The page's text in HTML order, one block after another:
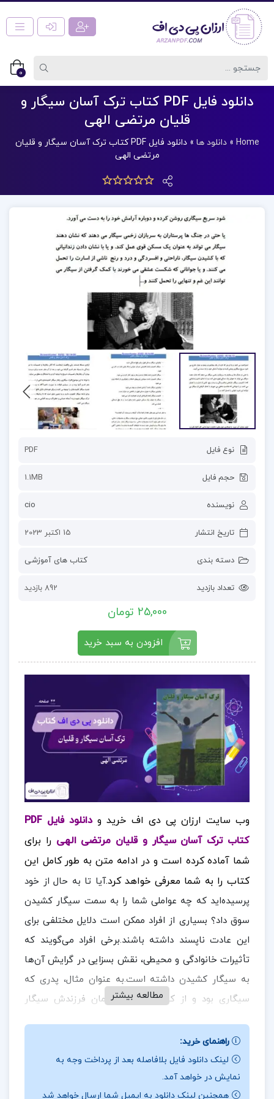
0
دانلود فایل PDF کتاب ترک آسان سیگار و
قلیان مرتضی الهی
Home
»دانلود ها »
دانلود فایل PDF کتاب ترک آسان سیگار و قلیان
مرتضی الهی
نوع فایل PDF
حجم فایل 1.1MB
نویسنده cio
تاریخ انتشار 15 اکتبر 2023
دسته بندی کتاب های آموزشی
تعداد بازدید 892 بازدید
25,000 تومان
افزودن به سبد خرید
وب سایت ارزان پی دی اف خرید و
دانلود فایل PDF
کتاب ترک آسان سیگار و قلیان مرتضی الهیرا برای
شما آماده کرده است و در ادامه متن به طور کامل این
کتاب را به شما معرفی خواهد کرد.آیا تا به حال از خود
پرسیده‌اید که چه عواملی شما را به سمت سیگار کشیدن
سوق داد؟ بسیاری از افراد ممکن است دلایل مختلفی برای
این عادت ناپسند داشته باشند.برخی افراد می‌گویند که
تأثیرات خانوادگی و محیطی، نقش بسزایی در گرایش آن‌ها
به سیگار کشیدن داشته است.به عنوان مثال، پدری که
سیگاری بود و از کودکی جلوی چشمان فرزندش سیگار
علاقه‌مند شود.در ادامه همراه
نقد و بررسی کتاب ترک آسان سیگار و قلیان مرتضی
الهی:
مطالعه بیشتر
راهنمای خرید:
لینک دانلود فایل بلافاصله بعد از پرداخت وجه به
نمایش در خواهد آمد.
همچنین لینک دانلود به ایمیل شما ارسال خواهد شد